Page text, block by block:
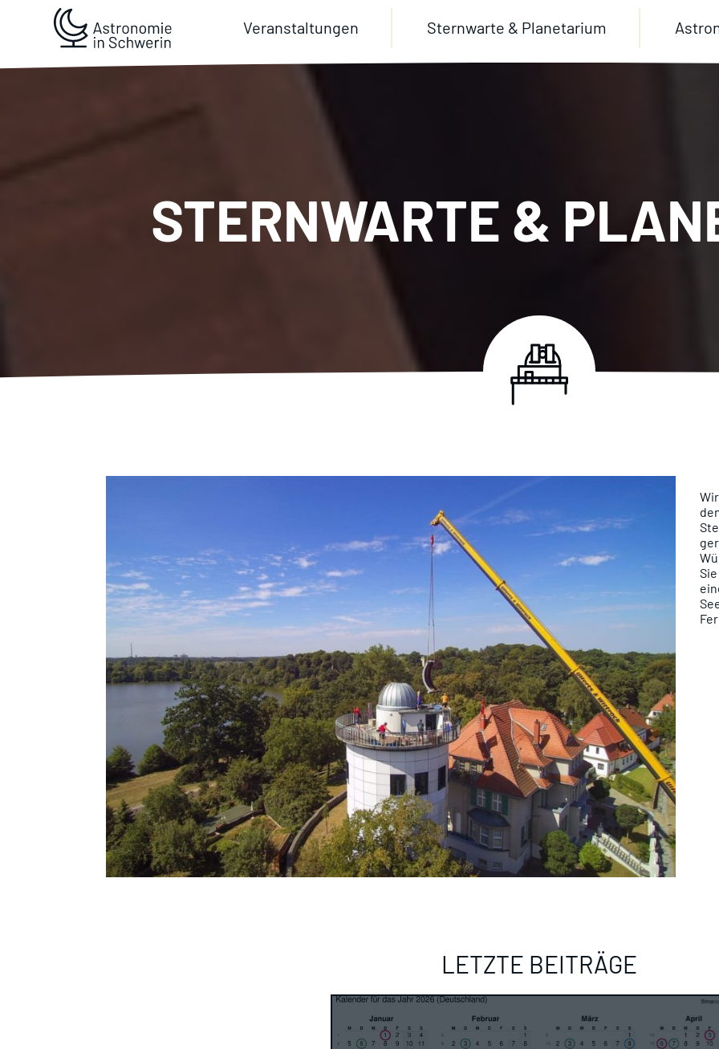
Veranstaltungen Sternwarte & Planetarium
STERNWARTE &
LETZTE BEITRÄGE